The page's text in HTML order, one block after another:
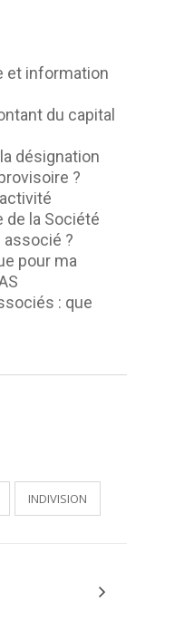
et information
du capital
désignation
?
de la Société
associé ?
pour ma
: que
INDIVISION